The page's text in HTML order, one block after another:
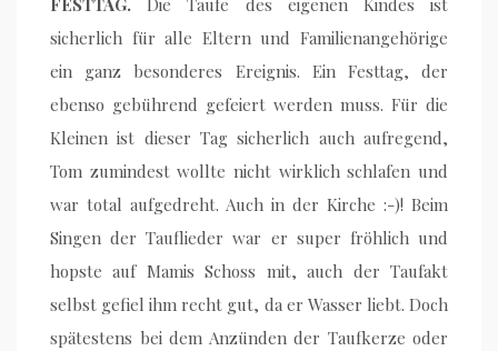
FESTTAG. Die Taufe des eigenen Kindes ist
sicherlich für alle Eltern und Familienangehörige
ein ganz besonderes Ereignis. Ein Festtag, der
ebenso gebührend gefeiert werden muss. Für die
Kleinen ist dieser Tag sicherlich auch aufregend,
Tom zumindest wollte nicht wirklich schlafen und
war total aufgedreht. Auch in der Kirche :-)! Beim
Singen der Tauflieder war er super fröhlich und
hopste auf Mamis Schoss mit, auch der Taufakt
selbst gefiel ihm recht gut, da er Wasser liebt. Doch
spätestens bei dem Anzünden der Taufkerze oder